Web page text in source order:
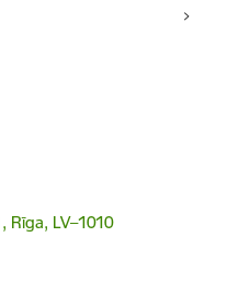
Rīga, LV–1010